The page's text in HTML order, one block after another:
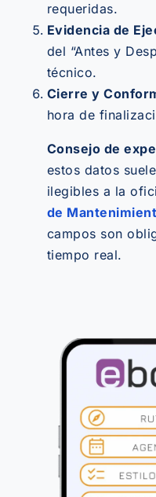
requeridas.
Evidencia de
del “Antes y
técnico.
Cierre y
hora de
Consejo de
estos datos
ilegibles a la
de
campos son
tiempo real.